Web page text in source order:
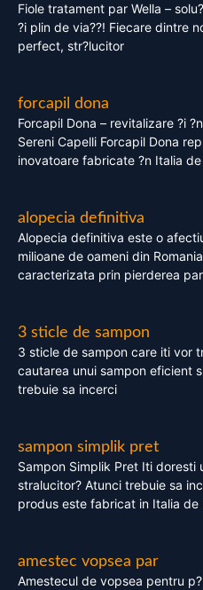
Fiole tratament par Wella –
?i plin de via??! Fiecare dintre
perfect, str?lucitor
forcapil dona
Forcapil Dona – revitalizare ?i
Sereni Capelli Forcapil Dona
inovatoare fabricate ?n Italia
alopecia definitiva
Alopecia definitiva este o
milioane de oameni din
caracterizata prin pierderea
3 sticle de sampon
3 sticle de sampon care iti vor
cautarea unui sampon eficient
trebuie sa incerci
sampon simplik pret
Sampon Simplik Pret Iti doresti
stralucitor? Atunci trebuie sa
produs este fabricat in Italia de
amestec vopsea par
Amestecul de vopsea pentru